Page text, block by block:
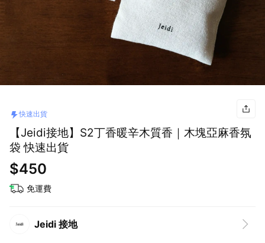
快速出貨
【Jeidi接地】S2丁香暖辛木質香｜木塊亞麻香氛
袋 快速出貨
$450
免運費
Jeidi 接地